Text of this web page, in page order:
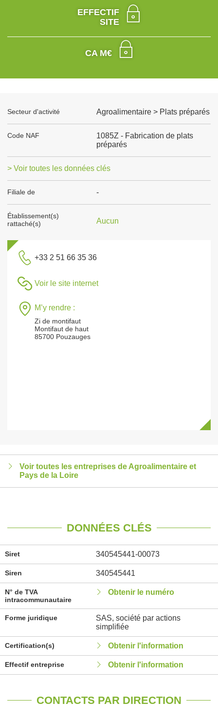
EFFECTIF
SITE
CA M€
Secteur d'activité Agroalimentaire > Plats préparés
Code NAF
1085Z - Fabrication de plats
préparés
> Voir toutes les données clés
Filiale de -
Établissement(s)
rattaché(s)
Aucun
+33 2 51 66 35 36
Voir le site internet
M’y rendre :
Zi de montifaut
Montifaut de haut
85700 Pouzauges
Voir toutes les entreprises de Agroalimentaire et
Pays de la Loire
DONNÉES CLÉS
Siret 340545441-00073
Siren 340545441
N° de TVA
intracommunautaire
Obtenir le numéro
Forme juridique
SAS, société par actions
simplifiée
Certification(s) Obtenir l'information
Effectif entreprise Obtenir l'information
CONTACTS PAR DIRECTION